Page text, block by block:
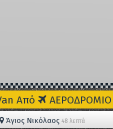
Από ΑΕΡΟΔΡΟΜΙΟ
Άγιος Νικόλαος 48 λεπτά